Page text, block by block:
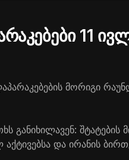
11
მორიგი
განიხილავენ: შტატების
აქტივებსა და ირანის